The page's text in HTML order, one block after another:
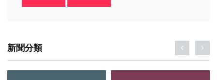
新聞分類